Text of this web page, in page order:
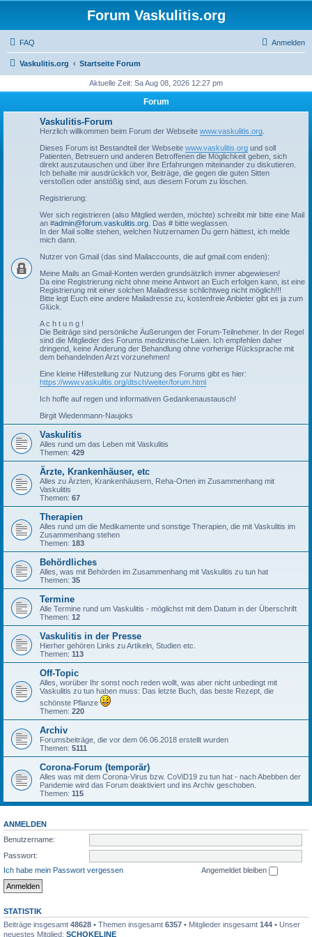
Forum Vaskulitis.org
FAQ Anmelden
Vaskulitis.org Startseite Forum
Aktuelle Zeit: Sa Aug 08, 2026 12:27 pm
Forum
Vaskulitis-Forum
Herzlich willkommen beim Forum der Webseite www.vaskulitis.org
Dieses Forum ist Bestandteil der Webseite www.vaskulitis.org und soll
Patienten, Betreuern und anderen Betroffenen die Möglichkeit geben, sich
direkt auszutauschen und über ihre Erfahrungen miteinander zu diskutieren.
Ich behalte mir ausdrücklich vor, Beiträge, die gegen die guten Sitten
verstoßen oder anstößig sind, aus diesem Forum zu löschen.
Registrierung:
Wer sich registrieren (also Mitglied werden, möchte) schreibt mir bitte eine Mail
an #admin@forum.vaskulitis.org . Das # bitte weglassen.
In der Mail sollte stehen, welchen Nutzernamen Du gern hättest, ich melde
mich dann.
Nutzer von Gmail (das sind Mailaccounts, die auf gmail.com enden):
Meine Mails an Gmail-Konten werden grundsätzlich immer abgewiesen!
Da eine Registrierung nicht ohne meine Antwort an Euch erfolgen kann, ist eine
Registrierung mit einer solchen Mailadresse schlichtweg nicht möglich!!!
Bitte legt Euch eine andere Mailadresse zu, kostenfreie Anbieter gibt es ja zum
Glück.
A c h t u n g !
Die Beiträge sind persönliche Äußerungen der Forum-Teilnehmer. In der Regel
sind die Mitglieder des Forums medizinische Laien. Ich empfehlen daher
dringend, keine Änderung der Behandlung ohne vorherige Rücksprache mit
dem behandelnden Arzt vorzunehmen!
Eine kleine Hilfestellung zur Nutzung des Forums gibt es hier:
https://www.vaskulitis.org/dtsch/weiter/forum.html
Ich hoffe auf regen und informativen Gedankenaustausch!
Birgit Wiedenmann-Naujoks
Vaskulitis
Alles rund um das Leben mit Vaskulitis
Themen: 429
Ärzte, Krankenhäuser, etc
Alles zu Ärzten, Krankenhäusern, Reha-Orten im Zusammenhang mit
Vaskulitis
Themen: 67
Therapien
Alles rund um die Medikamente und sonstige Therapien, die mit Vaskulitis im
Zusammenhang stehen
Themen: 183
Behördliches
Alles, was mit Behörden im Zusammenhang mit Vaskulitis zu tun hat
Themen: 35
Termine
Alle Termine rund um Vaskulitis - möglichst mit dem Datum in der Überschrift
Themen: 12
Vaskulitis in der Presse
Hierher gehören Links zu Artikeln, Studien etc.
Themen: 113
Off-Topic
Alles, worüber Ihr sonst noch reden wollt, was aber nicht unbedingt mit
Vaskulitis zu tun haben muss: Das letzte Buch, das beste Rezept, die
schönste Pflanze
Themen: 220
Archiv
Forumsbeiträge, die vor dem 06.06.2018 erstellt wurden
Themen: 5111
Corona-Forum (temporär)
Alles was mit dem Corona-Virus bzw. CoViD19 zu tun hat - nach Abebben der
Pandemie wird das Forum deaktiviert und ins Archiv geschoben.
Themen: 115
ANMELDEN
Benutzername:
Passwort:
Ich habe mein Passwort vergessen
Angemeldet bleiben
STATISTIK
Beiträge insgesamt 48628 • Themen insgesamt 6357 • Mitglieder insgesamt 144 • Unser
neuestes Mitglied: SCHOKELINE